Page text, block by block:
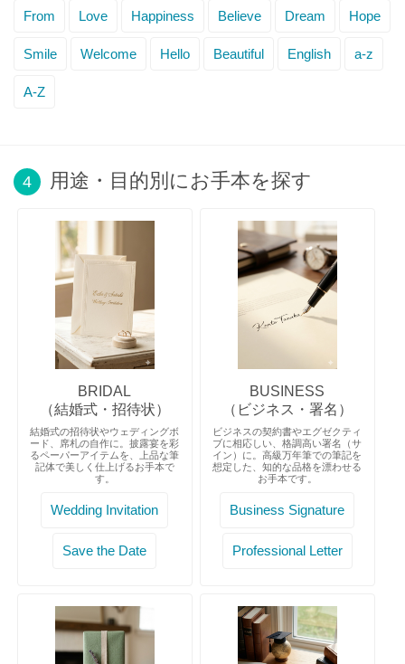
From Love Happiness Believe Dream Hope
Smile Welcome Hello Beautiful English a-z
A-Z
4 用途・目的別にお手本を探す
BRIDAL
（結婚式・招待状）
結婚式の招待状やウェディングボ
ード、席札の自作に。披露宴を彩
るペーパーアイテムを、上品な筆
記体で美しく仕上げるお手本で
す。
Wedding Invitation
Save the Date
BUSINESS
（ビジネス・署名）
ビジネスの契約書やエグゼクティ
ブに相応しい、格調高い署名（サ
イン）に。高級万年筆での筆記を
想定した、知的な品格を漂わせる
お手本です。
Business Signature
Professional Letter